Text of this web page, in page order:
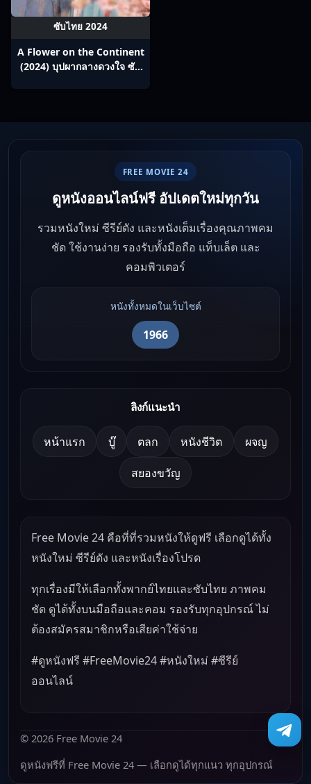
ซับไทย 2024
A Flower on the Continent
(2024) บุปผากลางดวงใจ ซับ
FREE MOVIE 24
ดูหนังออนไลน์ฟรี อัปเดตใหม่ทุกวัน
รวมหนังใหม่ ซีรีย์ดัง และหนังเต็มเรื่องคุณภาพคม
ชัด ใช้งานง่าย รองรับทั้งมือถือ แท็บเล็ต และ
คอมพิวเตอร์
หนังทั้งหมดในเว็บไซต์
1966
ลิงก์แนะนำ
หน้าแรก บู๊ ตลก หนังชีวิต ผจญ
สยองขวัญ
Free Movie 24 คือที่ที่รวมหนังให้ดูฟรี เลือกดูได้ทั้ง
หนังใหม่ ซีรีย์ดัง และหนังเรื่องโปรด
ทุกเรื่องมีให้เลือกทั้งพากย์ไทยและซับไทย ภาพคม
ชัด ดูได้ทั้งบนมือถือและคอม รองรับทุกอุปกรณ์ ไม่
ต้องสมัครสมาชิกหรือเสียค่าใช้จ่าย
#ดูหนังฟรี #FreeMovie24 #หนังใหม่ #ซีรีย์
ออนไลน์
© 2026 Free Movie 24
ดูหนังฟรีที่ Free Movie 24 — เลือกดูได้ทุกแนว ทุกอุปกรณ์